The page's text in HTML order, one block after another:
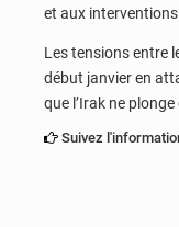
et aux
Les tensions entre
début janvier en
que l’Irak ne
Suivez